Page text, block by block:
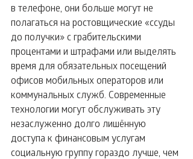
в телефоне, они больше могут не
полагаться на ростовщические «ссуды
до получки» с грабительскими
процентами и штрафами или выделять
время для обязательных посещений
офисов мобильных операторов или
коммунальных служб. Современные
технологии могут обслуживать эту
незаслуженно долго лишённую
доступа к финансовым услугам
социальную группу гораздо лучше, чем